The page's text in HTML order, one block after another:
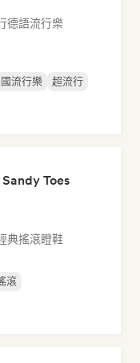
德語流行樂
流行樂
超流行
Toes
典搖滾瞪鞋
滾